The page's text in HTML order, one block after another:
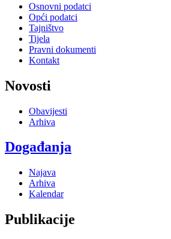
Osnovni podatci
Opći podatci
Tajništvo
Tijela
Pravni dokumenti
Kontakt
Novosti
Obavijesti
Arhiva
Događanja
Najava
Arhiva
Kalendar
Publikacije